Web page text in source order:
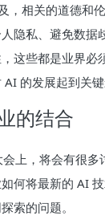
，相关的道德和
隐私、避免数据
这些都是业界必
的发展起到关键
的结合
上，将会有很多
何将最新的 AI
索的问题。